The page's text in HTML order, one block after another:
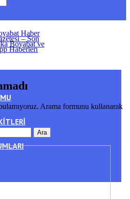
bulamıyoruz. Arama formunu kullanarak